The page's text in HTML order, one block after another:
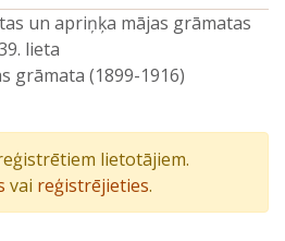
un apriņķa mājas grāmatas
lieta
grāmata (1899-1916)
lietotājiem.
vai reģistrējieties.